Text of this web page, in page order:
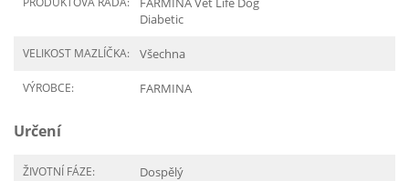
Diabetic
VELIKOST MAZLÍČKA: Všechna
VÝROBCE: FARMINA
Určení
ŽIVOTNÍ FÁZE: Dospělý